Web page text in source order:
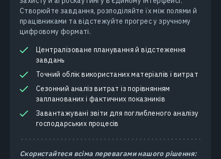
Створюйте завдання, розподіляйте їх між полями й
працівниками та відстежуйте прогрес у зручному
цифровому форматі.
Централізоване планування й відстеження
завдань
Точний облік використаних матеріалів і витрат
Сезонний аналіз витрат із порівнянням
запланованих і фактичних показників
Завантажувані звіти для поглибленого аналізу
господарських процесів
Скористайтеся всіма перевагами нашого рішення: